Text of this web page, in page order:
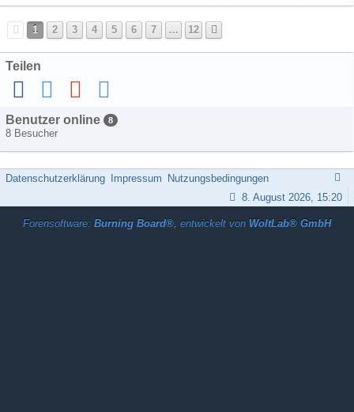
1 2 3 4 5 6 7 … 12
Teilen
Benutzer online 8
8 Besucher
Datenschutzerklärung Impressum
Nutzungsbedingungen
8. August 2026, 15:20
Forensoftware: Burning Board®, entwickelt von WoltLab® GmbH